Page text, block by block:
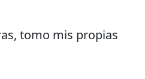
tomo mis propias